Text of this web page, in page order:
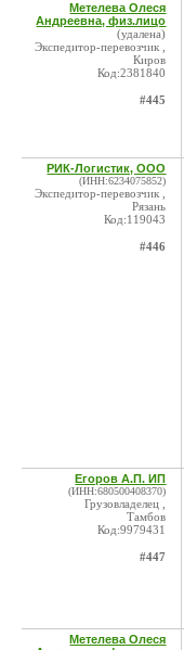
Метелева Олеся
Андреевна, физ.лицо
(удалена)
Экспедитор-перевозчик ,
Киров
Код:2381840
#445
РИК-Логистик, ООО
(ИНН:6234075852)
Экспедитор-перевозчик ,
Рязань
Код:119043
#446
Егоров А.П. ИП
(ИНН:680500408370)
Грузовладелец ,
Тамбов
Код:9979431
#447
Метелева Олеся